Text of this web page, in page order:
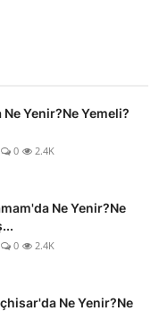
Yenir?Ne Yemeli?
0 2.4K
Ne Yenir?Ne
0 2.4K
Ne Yenir?Ne